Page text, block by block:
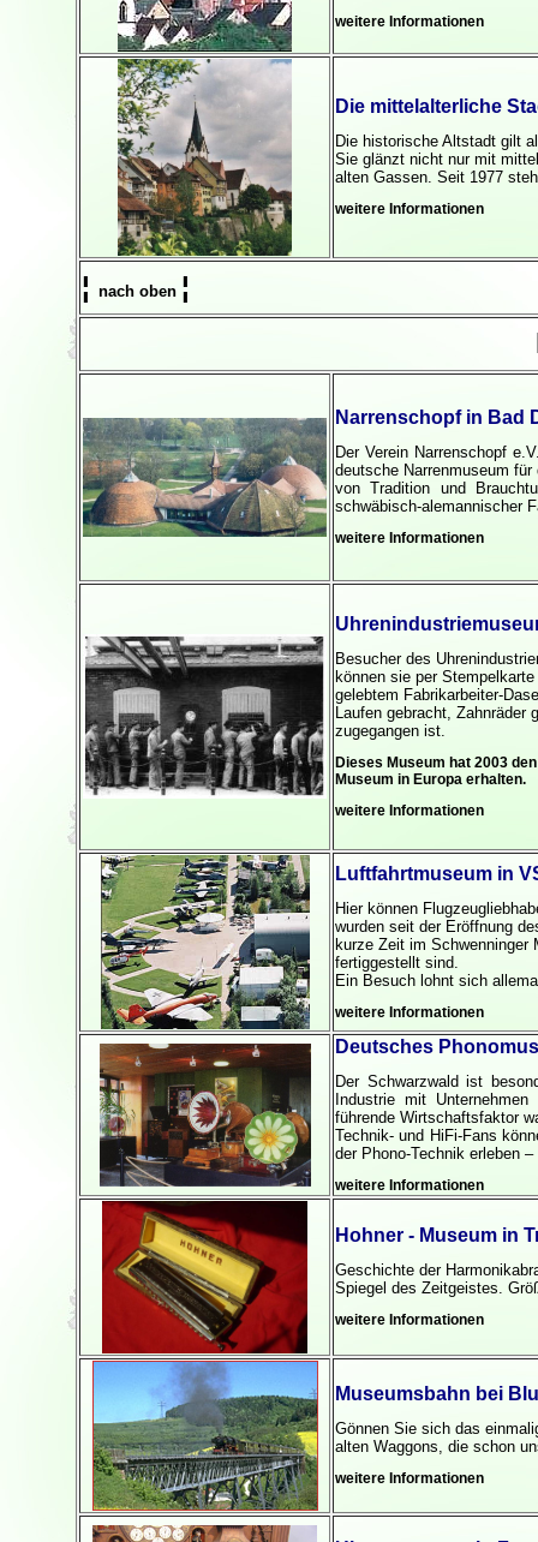
weitere Informationen
Die mittelalterliche
Die historische Altstadt gilt
Sie glänzt nicht nur mit
alten Gassen. Seit 1977
weitere Informationen
¦ nach oben ¦
Narrenschopf in Bad
Der Verein Narrenschopf
deutsche Narrenmuseum
von Tradition und
schwäbisch-alemannischer
weitere Informationen
Besucher des
können sie per
gelebtem Fabrikarbeiter-
Laufen gebracht, Zahnräder
zugegangen ist.
Dieses Museum hat 2003
Museum in Europa erhalten.
weitere Informationen
Luftfahrtmuseum in
Hier können
wurden seit der Eröffnung
kurze Zeit im Schwenninger
fertiggestellt sind.
Ein Besuch lohnt sich
weitere Informationen
Deutsches
Der Schwarzwald ist
Industrie mit
führende Wirtschaftsfaktor
Technik- und HiFi-Fans
der Phono-Technik erleben
weitere Informationen
Hohner - Museum in
Geschichte der
Spiegel des Zeitgeistes.
weitere Informationen
Museumsbahn bei
Gönnen Sie sich das
alten Waggons, die schon
weitere Informationen